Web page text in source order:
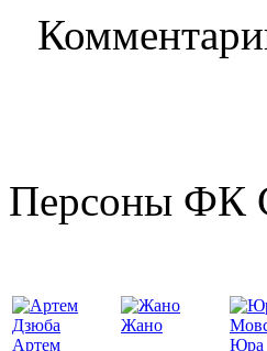
Персоны ФК
Артем
Жано
Юра